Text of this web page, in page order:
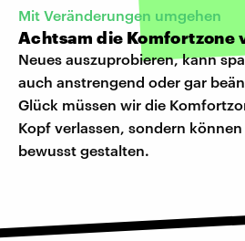
Mit Veränderungen umgehen
Achtsam die Komfortzone
Neues auszuprobieren, kann
auch anstrengend oder gar
Glück müssen wir die
Kopf verlassen, sondern können
bewusst gestalten.